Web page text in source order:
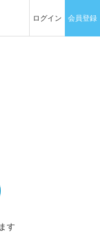
ログイン 会員登録
す